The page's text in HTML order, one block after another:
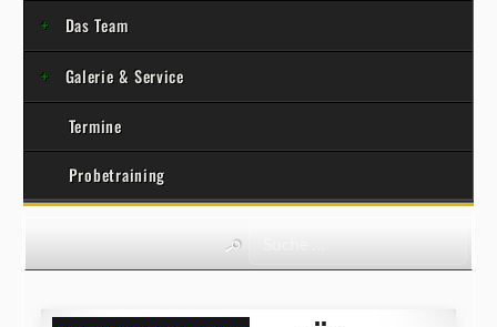
Das Team
Galerie & Service
Termine
Probetraining